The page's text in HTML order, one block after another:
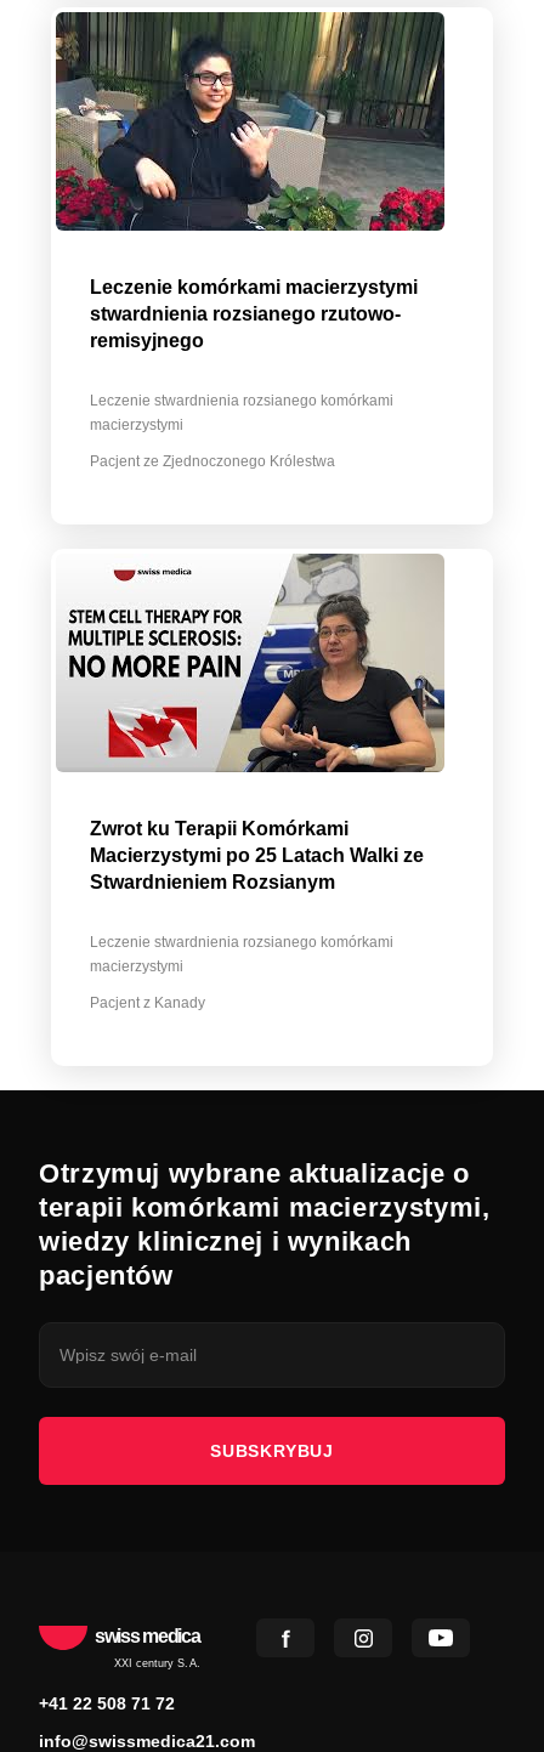
Leczenie komórkami macierzystymi
stwardnienia rozsianego rzutowo-
remisyjnego
Leczenie stwardnienia rozsianego komórkami
macierzystymi
Pacjent ze Zjednoczonego Królestwa
Zwrot ku Terapii Komórkami
Macierzystymi po 25 Latach Walki ze
Stwardnieniem Rozsianym
Leczenie stwardnienia rozsianego komórkami
macierzystymi
Pacjent z Kanady
Otrzymuj wybrane aktualizacje o
terapii komórkami macierzystymi,
wiedzy klinicznej i wynikach
pacjentów
SUBSKRYBUJ
swiss medica
XXI century S.A.
+41 22 508 71 72
info@swissmedica21.com